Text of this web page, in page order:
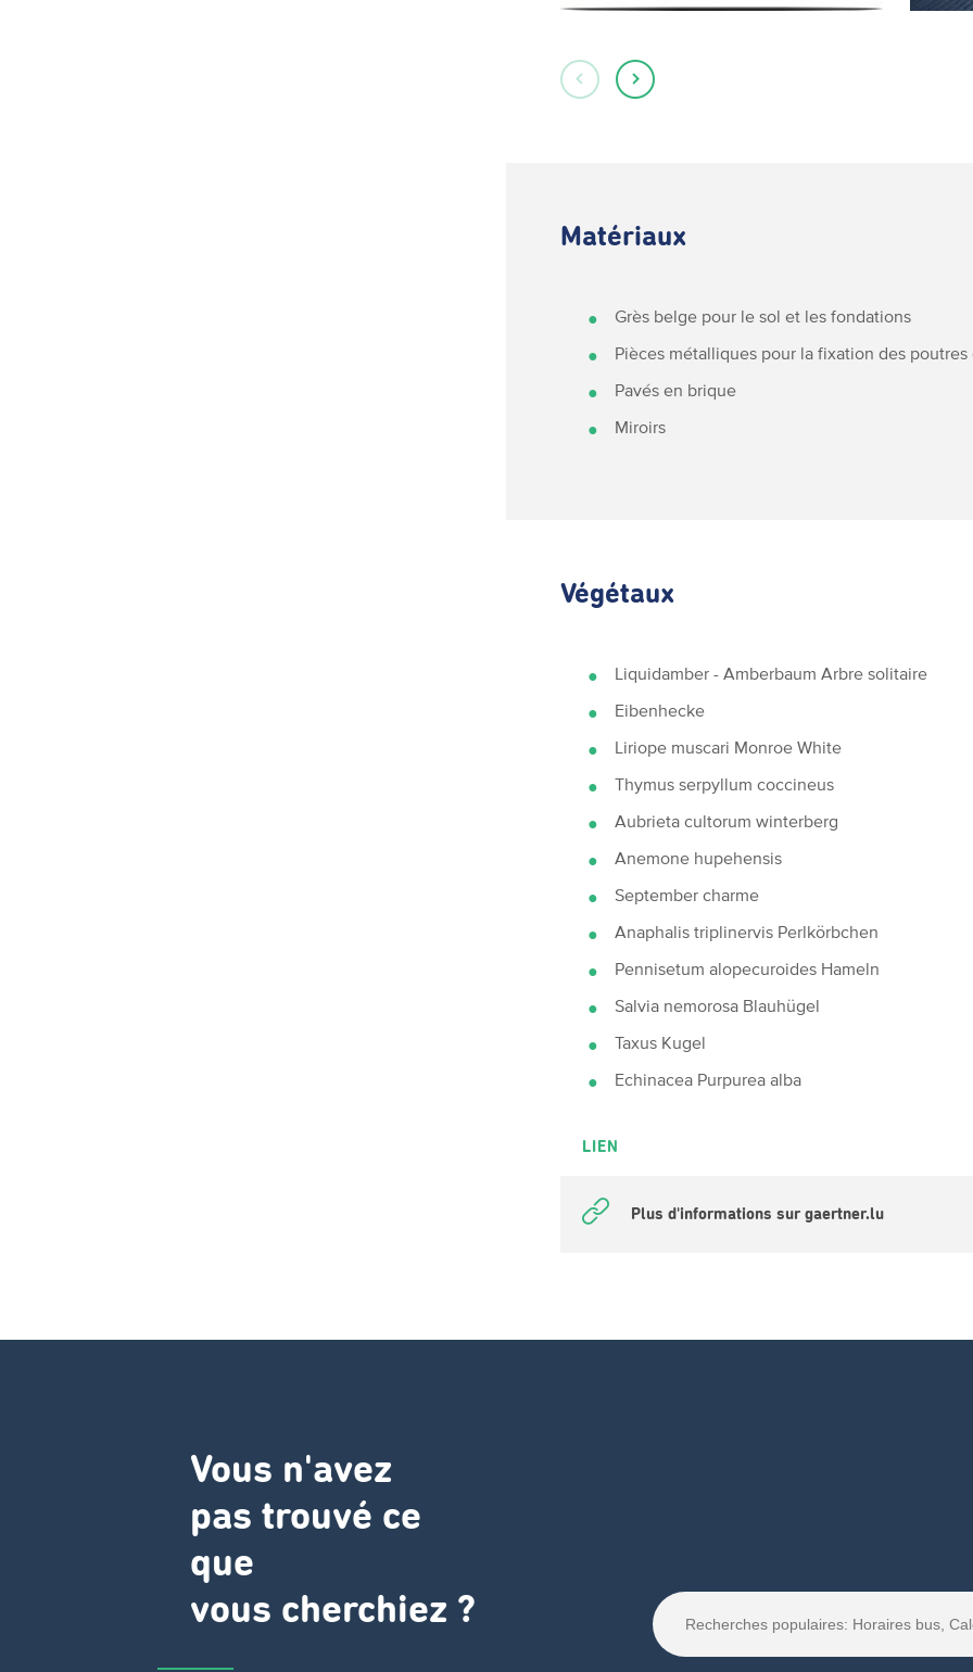
Matériaux
Grès belge pour le sol et les fondations
Pièces métalliques pour la fixation des poutres
Pavés en brique
Miroirs
Végétaux
Liquidamber - Amberbaum Arbre solitaire
Eibenhecke
Liriope muscari Monroe White
Thymus serpyllum coccineus
Aubrieta cultorum winterberg
Anemone hupehensis
September charme
Anaphalis triplinervis Perlkörbchen
Pennisetum alopecuroides Hameln
Salvia nemorosa Blauhügel
Taxus Kugel
Echinacea Purpurea alba
LIEN
Plus d'informations sur gaertner.lu
Vous n'avez
pas trouvé ce
que
vous cherchiez ?